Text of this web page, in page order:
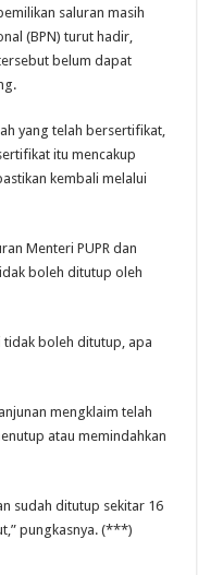
saluran masih
(BPN) turut hadir,
belum dapat
yang telah bersertifikat,
itu mencakup
kembali melalui
Menteri PUPR dan
boleh ditutup oleh
tidak boleh ditutup, apa
mengklaim telah
atau memindahkan
sudah ditutup sekitar 16
pungkasnya. (***)